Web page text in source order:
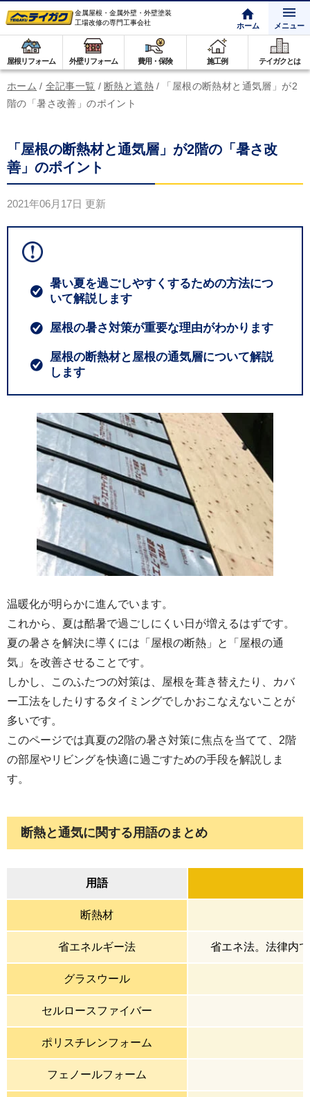
金属屋根・金属外壁・外壁塗装
工場改修の専門工事会社
ホーム メニュー
屋根リフォーム 外壁リフォーム 費用・保険 施工例 テイガクとは
ホーム / 全記事一覧 / 断熱と遮熱 /
「屋根の断熱材と通気層」が2
階の「暑さ改善」のポイント
「屋根の断熱材と通気層」が2階の「暑さ改
善」のポイント
2021年06月17日 更新
暑い夏を過ごしやすくするための方法につ
いて解説します
屋根の暑さ対策が重要な理由がわかります
屋根の断熱材と屋根の通気層について解説
します
温暖化が明らかに進んでいます。
これから、夏は酷暑で過ごしにくい日が増えるはずです。
夏の暑さを解決に導くには「屋根の断熱」と「屋根の通
気」を改善させることです。
しかし、このふたつの対策は、屋根を葺き替えたり、カバ
ー工法をしたりするタイミングでしかおこなえないことが
多いです。
このページでは真夏の2階の暑さ対策に焦点を当てて、2階
の部屋やリビングを快適に過ごすための手段を解説しま
す。
断熱と通気に関する用語のまとめ
用語
断熱材
省エネルギー法 省エネ法。法律内
グラスウール
セルロースファイバー
ポリスチレンフォーム
フェノールフォーム